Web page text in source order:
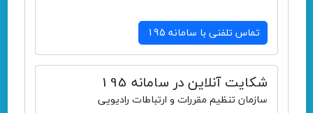
تماس تلفنی با سامانه 195
شکایت آنلاین در سامانه 195
سازمان تنظیم مقررات و ارتباطات رادیویی